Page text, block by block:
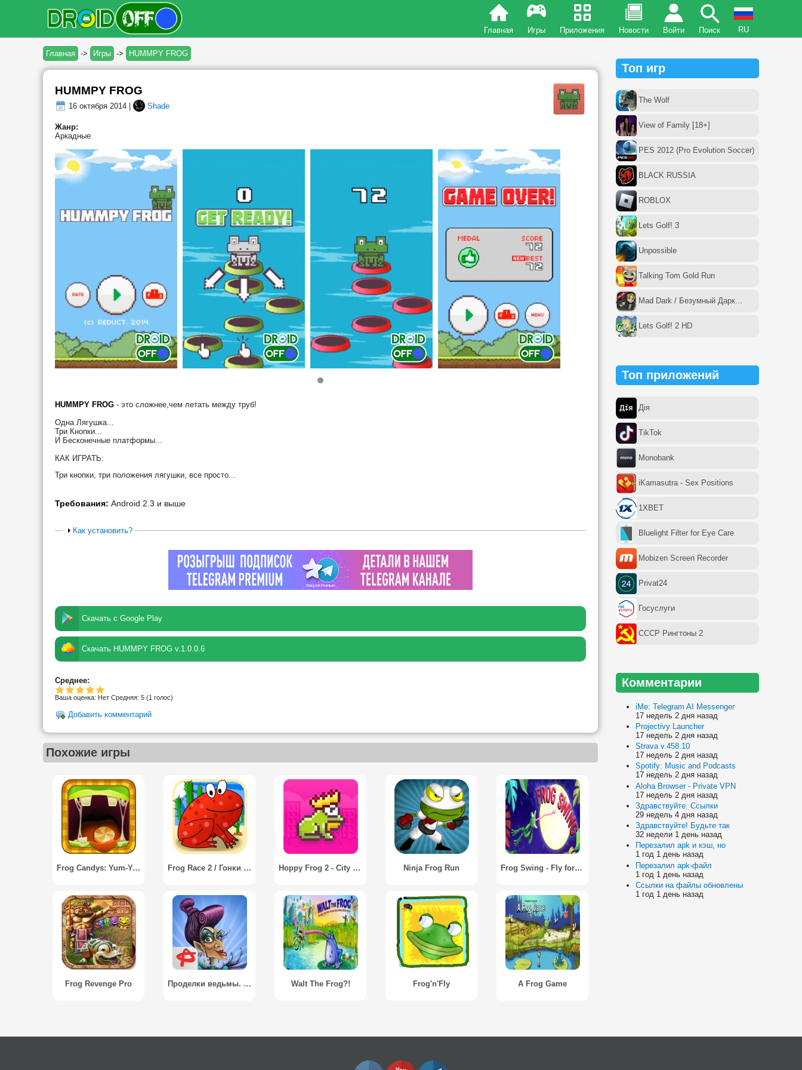
Главная Игры Приложения Новости Войти Поиск RU
Главная -> Игры -> HUMMPY FROG
HUMMPY FROG
16 октября 2014 | Shade
Жанр:
Аркадные
HUMMPY FROG - это сложнее,чем летать между труб!
Одна Лягушка...
Три Кнопки...
И Бесконечные платформы...
КАК ИГРАТЬ:
Три кнопки, три положения лягушки, все просто...
Требования: Android 2.3 и выше
Как установить?
Скачать с Google Play
Скачать HUMMPY FROG v.1.0.0.6
Среднее:
Ваша оценка: Нет Средняя: 5 (1 голос)
Добавить комментарий
Похожие игры
Frog Candys: Yum-Yum / Лягушка Конфеты Ням-Ням Frog Race 2 / Гонки Лягушки 2 Hoppy Frog 2 - City Escape Ninja Frog Run Frog Swing - Fly for Flies
Frog Revenge Pro Проделки ведьмы. Принц-лягушка / Witch's Pranks: Frog's Fortune Walt The Frog?! Frog'n'Fly A Frog Game
Топ игр
The Wolf
View of Family [18+]
PES 2012 (Pro Evolution Soccer)
BLACK RUSSIA
ROBLOX
Lets Golf! 3
Unpossible
Talking Tom Gold Run
Mad Dark / Безумный Дарк...
Lets Golf! 2 HD
Топ приложений
Дія
TikTok
Monobank
iKamasutra - Sex Positions
1XBET
Bluelight Filter for Eye Care
Mobizen Screen Recorder
Privat24
Госуслуги
СССР Рингтоны 2
Комментарии
iMe: Telegram AI Messenger
17 недель 2 дня назад
Projectivy Launcher
17 недель 2 дня назад
Strava v.458.10
17 недель 2 дня назад
Spotify: Music and Podcasts
17 недель 2 дня назад
Aloha Browser - Private VPN
17 недель 2 дня назад
Здравствуйте. Ссылки
29 недель 4 дня назад
Здравствуйте! Будьте так
32 недели 1 день назад
Перезалил apk и кэш, но
1 год 1 день назад
Перезалил apk-файл
1 год 1 день назад
Ссылки на файлы обновлены
1 год 1 день назад